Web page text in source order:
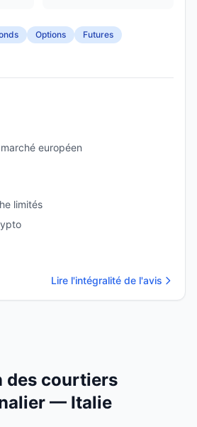
Options
Futures
européen
limités
Lire l'intégralité de l'avis
des courtiers
— Italie